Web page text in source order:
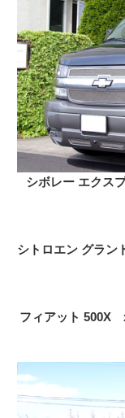
シボレー エクス
フィアット 500X